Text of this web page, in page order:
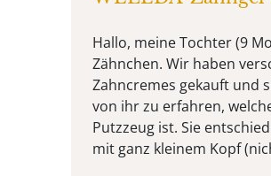
Hallo, meine Tochter (9
Zähnchen. Wir haben
Zahncremes gekauft und
von ihr zu erfahren,
Putzzeug ist. Sie
mit ganz kleinem Kopf